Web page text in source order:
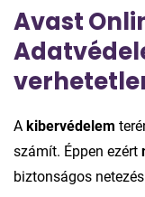
Avast
A kibervédelem
számít. Éppen ezért
biztonságos